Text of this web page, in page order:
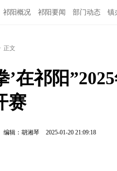
祁阳概况 祁阳要闻 部门动态 镇
正文
’在祁阳
赛
编辑：胡湘琴 2025-01-20 21:09:18